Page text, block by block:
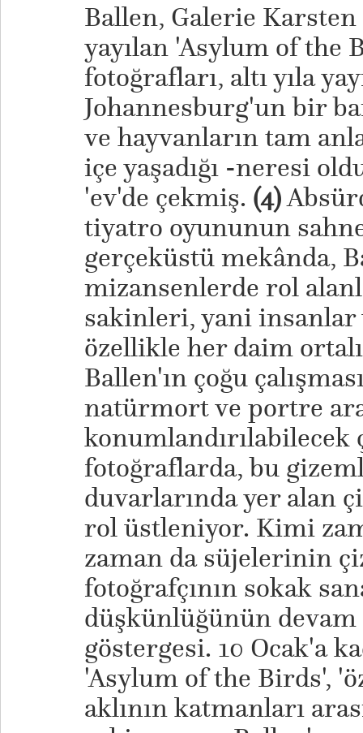
Ballen, Galerie
yayılan 'Asylum of the
fotoğrafları, altı yıla
Johannesburg'un bir
ve hayvanların tam
içe yaşadığı -neresi
'ev'de çekmiş. (4)
tiyatro oyununun
gerçeküstü mekânda,
mizansenlerde rol
sakinleri, yani insanlar
özellikle her daim
Ballen'ın çoğu
natürmort ve portre
konumlandırılabilecek
fotoğraflarda, bu
duvarlarında yer alan
rol üstleniyor. Kimi
zaman da süjelerinin
fotoğrafçının sokak
düşkünlüğünün
göstergesi. 10 Ocak'a
'Asylum of the Birds',
aklının katmanları